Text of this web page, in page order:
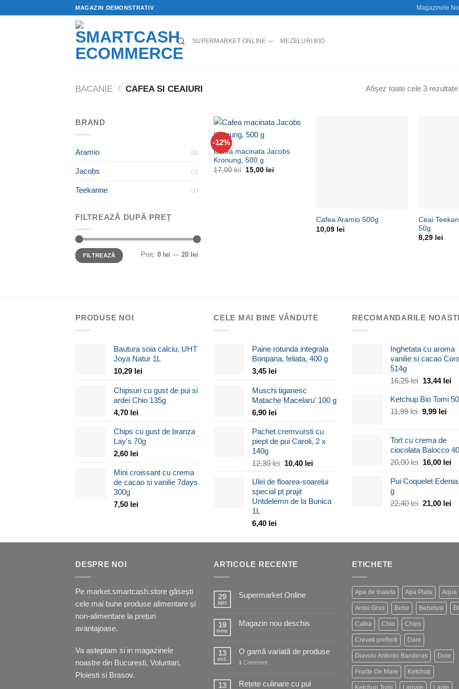
to
MAGAZIN DEMONSTRATIV Magazinele
SUPERMARKET ONLINE MEZELURI BIO
BACANIE / CAFEA SI CEAIURI Afișez toate cele 3 rezultate
BRAND
Aramio (1)
Jacobs (1)
Teekanne (1)
FILTREAZĂ DUPĂ PREȚ
Preț
minim
Preț
maximFILTREAZĂ Preț: 0 lei — 20 lei
-12%
la
+
Cafea macinata Jacobs
Kronung, 500 g
17,00lei
Prețul
inițial
15,00 leiPrețul
Cafea Aramio 500g
10,09 lei
Ceai
50g
8,29 lei
PRODUSE NOI
Bautura soia calciu, UHT
Joya Natur 1L
10,29 lei
Chipsuri cu gust de pui si
ardei Chio 135g
4,70 lei
Chips cu gust de branza
Lay's 70g
2,60 lei
Mini croissant cu crema
de cacao si vanilie 7days
300g
7,50 lei
CELE MAI BINE VÂNDUTE
Paine rotunda integrala
Bonpana, feliata, 400 g
3,45 lei
Muschi tiganesc
Matache Macelaru' 100 g
6,90 lei
Pachet cremvursti cu
piept de pui Caroli, 2 x
140g
12,30lei Prețul
a
fost:
12,30 lei.
10,40 leiPrețul
este:
Ulei de floarea-soarelui
special pt prajit
Untdelemn de la Bunica
1L
6,40 lei
RECOMANDARILE
Inghetata cu aroma
vanilie si cacao
514g
16,25lei Prețul
a
fost:
13,44 lei
Ketchup Bio Tomi
11,99lei Prețul
fost:
11,99 lei.
9,99 lei
Tort cu crema de
ciocolata Balocco
20,00lei Prețul
a
20,00 lei.
16,00 lei
Pui Coquelet
g
22,40lei Prețul
22,40 lei.
21,00 lei
DESPRE NOI
Pe market.smartcash.store găsești
cele mai bune produse alimentare și
non-alimentare la prețuri
avantajoase.
Va asteptam si in magazinele
noastre din Bucuresti, Voluntari,
Ploiesti si Brasov.
ARTICOLE RECENTE
29
apr.
Supermarket Online
19
nov.
Magazin nou deschis
13
oct.
O gamă variată de produse
1 Comment
13 Rețete culinare cu pui
ETICHETE
Apa de toaleta Apa Plata Aqua
Ardei Gras Bebe Bebelusi
Cafea Chio Chips
Creveti prefierti Dare
Diavolo Antonio Banderas Dole
Fructe De Mare Ketchup
Ketchup Tomi Lamaie Lapte